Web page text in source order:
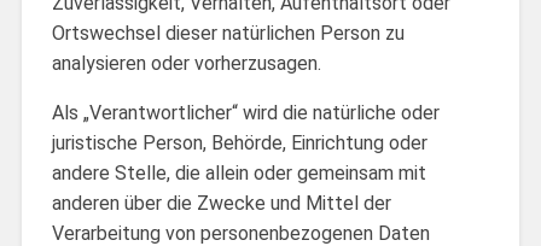
Ortswechsel dieser natürlichen Person zu
analysieren oder vorherzusagen.
Als „Verantwortlicher“ wird die natürliche oder
juristische Person, Behörde, Einrichtung oder
andere Stelle, die allein oder gemeinsam mit
anderen über die Zwecke und Mittel der
Verarbeitung von personenbezogenen Daten